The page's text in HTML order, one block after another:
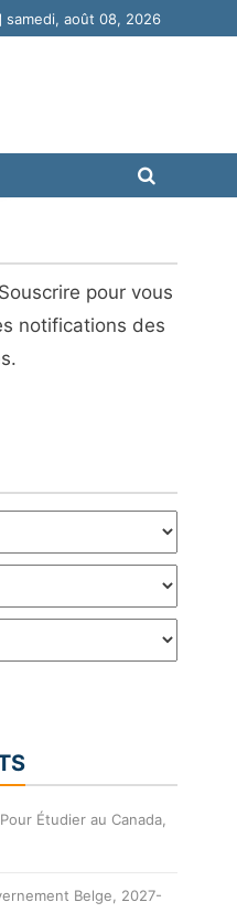
samedi, août 08, 2026
pour vous
notifications des
Étudier au Canada,
Belge, 2027-